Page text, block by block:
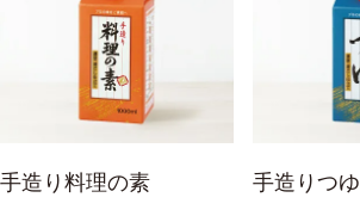
手造り料理の素 手造りつゆ